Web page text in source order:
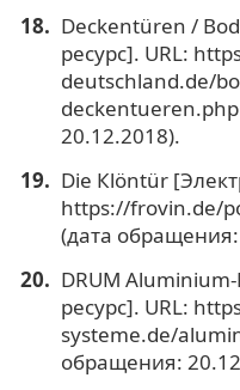
Deckentüren /
ресурс]. URL:
deutschland.de/
20.12.2018).
Die Кlöntür
https://frovin.de/
(дата
DRUM
ресурс]. URL:
systeme.de/
обращения: